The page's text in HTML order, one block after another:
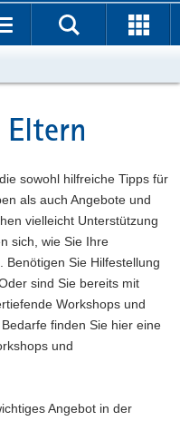
sowohl hilfreiche Tipps für
als auch Angebote und
vielleicht Unterstützung
sich, wie Sie Ihre
Benötigen Sie Hilfestellung
sind Sie bereits mit
Workshops und
finden Sie hier eine
und
Angebot in der